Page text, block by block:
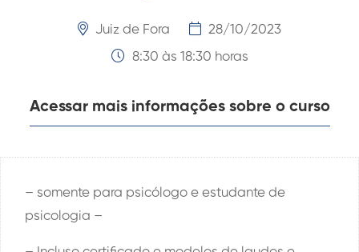
Juiz de Fora
28/10/2023
8:30 às 18:30 horas
Acessar mais informações sobre o curso
– somente para psicólogo e estudante de
psicologia –